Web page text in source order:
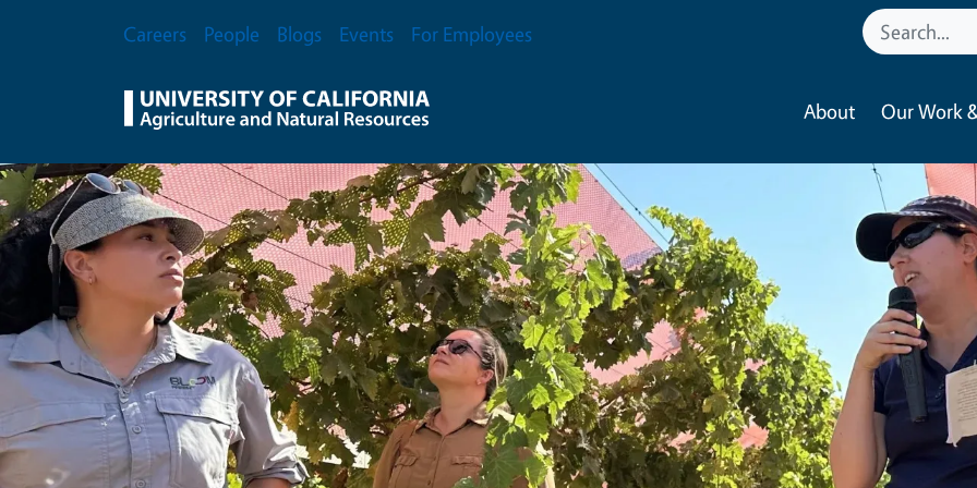
Secondary Menu
Careers People Blogs Events For Employees
About Our Work